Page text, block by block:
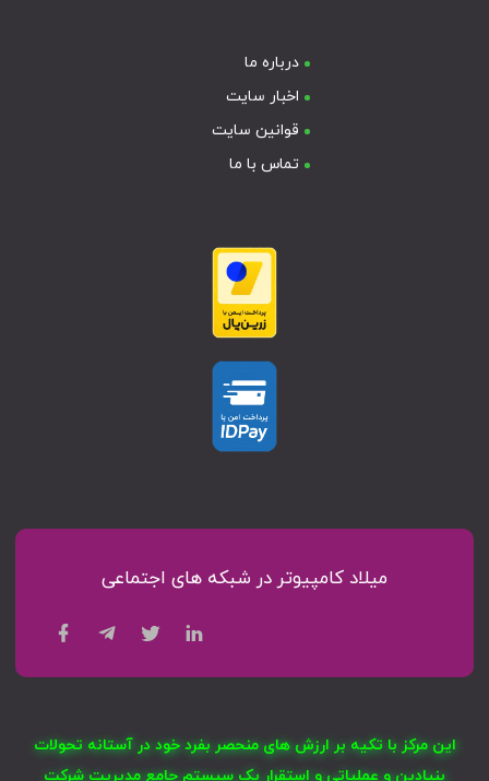
درباره ما
اخبار سایت
قوانین سایت
تماس با ما
میلاد کامپیوتر در شبکه های اجتماعی
این مرکز با تکیه بر ارزش های منحصر بفرد خود در آستانه تحولات
بنیادین و عملیاتی و استقرار یک سیستم جامع مدیریت شرکت